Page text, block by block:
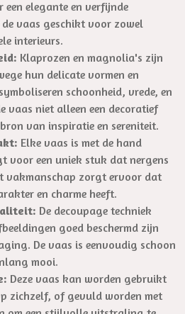
elegante en verfijnde
vaas geschikt voor zowel
interieurs.
Klaprozen en magnolia's zijn
hun delicate vormen en
schoonheid, vrede, en
vaas niet alleen een decoratief
van inspiratie en sereniteit.
Elke vaas is met de hand
voor een uniek stuk dat nergens
vakmanschap zorgt ervoor dat
en charme heeft.
De decoupage techniek
goed beschermd zijn
De vaas is eenvoudig schoon
mooi.
Deze vaas kan worden gebruikt
zichzelf, of gevuld worden met